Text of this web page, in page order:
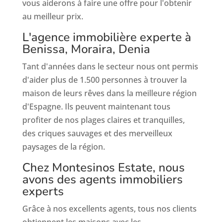
vous aiderons à faire une offre pour l'obtenir
au meilleur prix.
L'agence immobilière experte à
Benissa, Moraira, Denia
Tant d'années dans le secteur nous ont permis
d'aider plus de 1.500 personnes à trouver la
maison de leurs rêves dans la meilleure région
d'Espagne. Ils peuvent maintenant tous
profiter de nos plages claires et tranquilles,
des criques sauvages et des merveilleux
paysages de la région.
Chez Montesinos Estate, nous
avons des agents immobiliers
experts
Grâce à nos excellents agents, tous nos clients